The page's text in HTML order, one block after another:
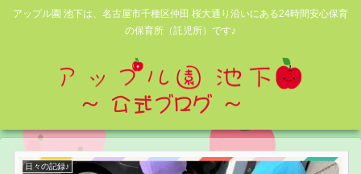
アップル園 池下は、名古屋市千種区仲田 桜大通り沿いにある24時間安心保育
の保育所（託児所）です♪
日々の記録♪